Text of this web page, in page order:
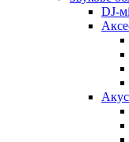
DJ-